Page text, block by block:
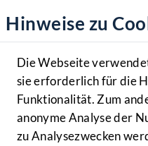
Hilfe
Benutzer
Navigationsmenü
MENÜ
Hinweise zu
Die Webseite
sie erforderlich für die
Funktionalität. Zum
anonyme Analyse der
zu Analysezwecken